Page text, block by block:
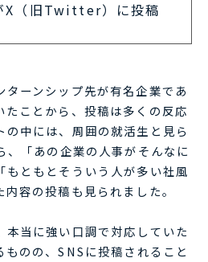
X（旧Twitter）に投稿
ターンシップ先が有名企業であ
たことから、投稿は多くの反応
の中には、周囲の就活生と見ら
、「あの企業の人事がそんなに
もともとそういう人が多い社風
容の投稿も見られました。
本当に強い口調で対応していた
のの、SNSに投稿されること